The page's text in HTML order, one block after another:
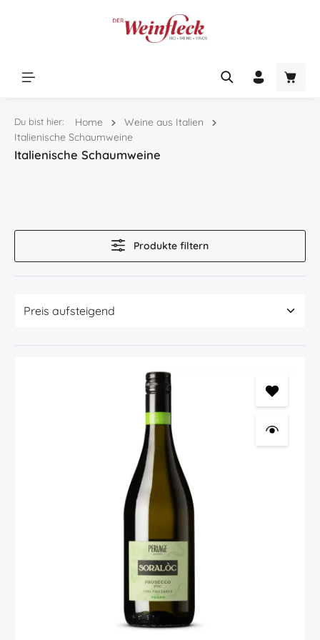
Du bist hier: Home
Weine aus Italien
Italienische Schaumweine
Italienische Schaumweine
Produkte filtern